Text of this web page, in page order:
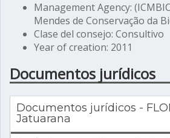
Management Agency:
Mendes de Conservação da
Clase del consejo: Consultivo
Year of creation: 2011
Documentos jurídicos
Documentos jurídicos -
Jatuarana